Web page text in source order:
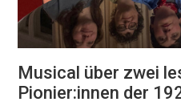
Musical über zwei
Pionier:innen der